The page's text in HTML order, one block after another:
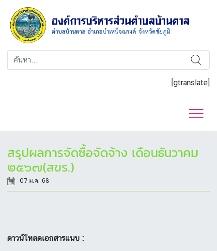
[gtranslate]
สรุปผลการจัดซื้อจัดจ้าง เดือนธันวาคม
๒๕๖๗(สขร.)
07 ม.ค. 68
ดาวน์โหลดเอกสารแนบ :